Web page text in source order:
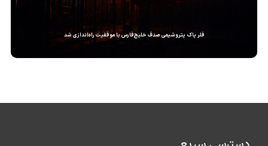
فلر پاک پتروشیمی صدف خلیج‌فارس با موفقیت راه‌اندازی شد